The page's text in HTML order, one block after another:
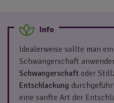
Idealerweise sollte man
Schwangerschaft
Schwangerschaft oder
Entschlackung
eine sanfte Art der